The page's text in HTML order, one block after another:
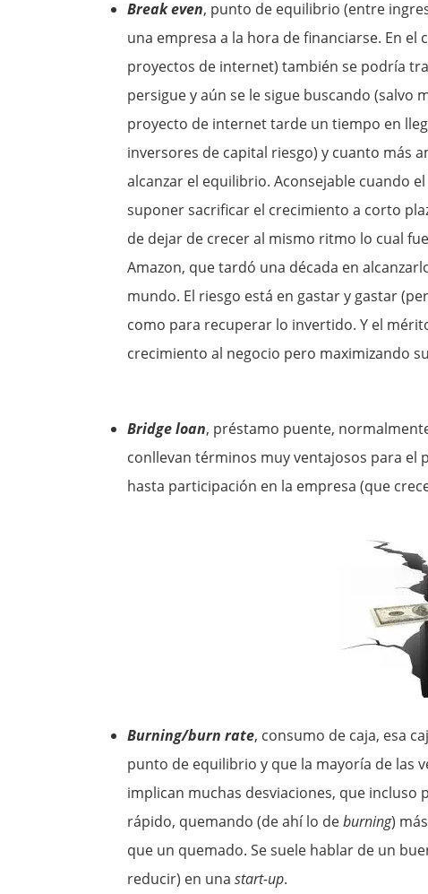
Break even, punto de equilibrio (entre
una empresa a la hora de financiarse. En el
proyectos de internet) también se podría
persigue y aún se le sigue buscando (salvo
proyecto de internet tarde un tiempo en
inversores de capital riesgo) y cuanto más
alcanzar el equilibrio. Aconsejable cuando
suponer sacrificar el crecimiento a corto
de dejar de crecer al mismo ritmo lo cual
Amazon, que tardó una década en
mundo. El riesgo está en gastar y gastar
como para recuperar lo invertido. Y el
crecimiento al negocio pero maximizando
Bridge loan, préstamo puente,
conllevan términos muy ventajosos para el
hasta participación en la empresa (que
Burning/burn rate, consumo de caja, esa
punto de equilibrio y que la mayoría de las
implican muchas desviaciones, que incluso
rápido, quemando (de ahí lo deburning)
que un quemado. Se suele hablar de un
reducir) en una start-up.